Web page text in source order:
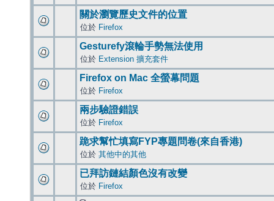
關於瀏覽歷史文件的位置
位於 Firefox
Gesturefy滾輪手勢無法使用
位於 Extension 擴充套件
Firefox on Mac 全螢幕問題
位於 Firefox
兩步驗證錯誤
位於 Firefox
跪求幫忙填寫FYP專題問卷(來自香港)
位於 其他中的其他
已拜訪鏈結顏色沒有改變
位於 Firefox